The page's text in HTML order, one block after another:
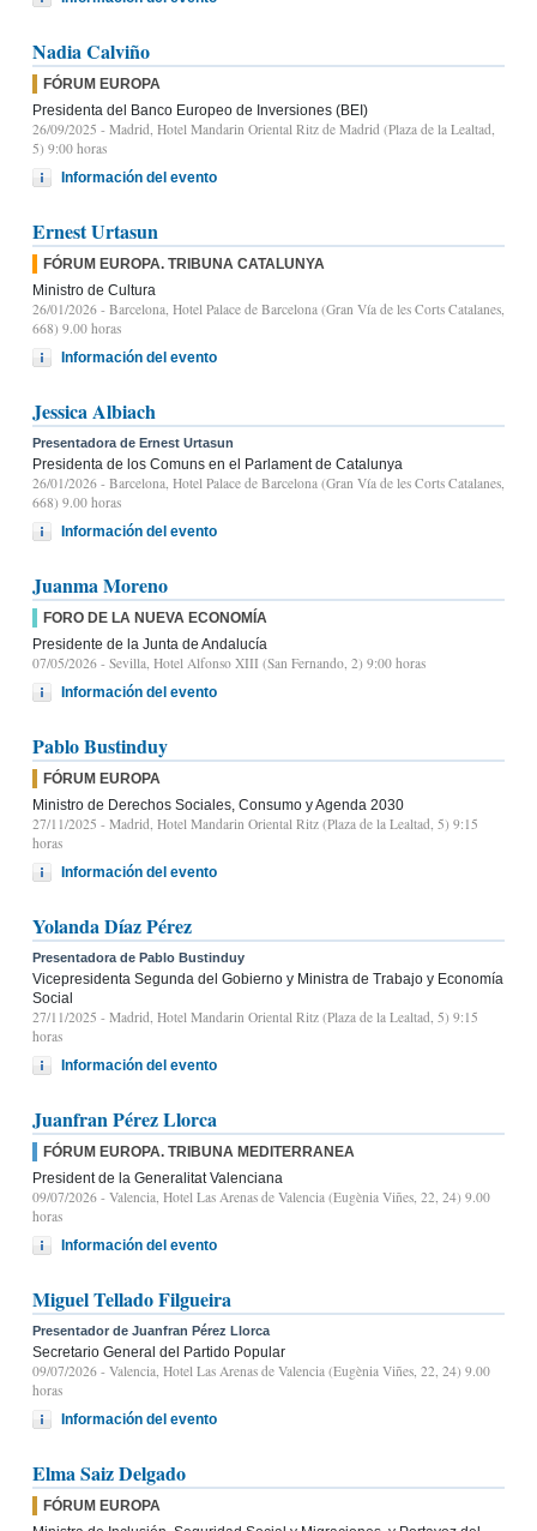
Nadia Calviño
FÓRUM EUROPA
Presidenta del Banco Europeo de Inversiones (BEI)
26/09/2025 - Madrid, Hotel Mandarin Oriental Ritz de Madrid (Plaza de la Lealtad,
5) 9:00 horas
Información del evento
Ernest Urtasun
FÓRUM EUROPA. TRIBUNA CATALUNYA
Ministro de Cultura
26/01/2026 - Barcelona, Hotel Palace de Barcelona (Gran Vía de les Corts Catalanes,
668) 9.00 horas
Información del evento
Jessica Albiach
Presentadora de Ernest Urtasun
Presidenta de los Comuns en el Parlament de Catalunya
26/01/2026 - Barcelona, Hotel Palace de Barcelona (Gran Vía de les Corts Catalanes,
668) 9.00 horas
Información del evento
Juanma Moreno
FORO DE LA NUEVA ECONOMÍA
Presidente de la Junta de Andalucía
07/05/2026 - Sevilla, Hotel Alfonso XIII (San Fernando, 2) 9:00 horas
Información del evento
Pablo Bustinduy
FÓRUM EUROPA
Ministro de Derechos Sociales, Consumo y Agenda 2030
27/11/2025 - Madrid, Hotel Mandarin Oriental Ritz (Plaza de la Lealtad, 5) 9:15
horas
Información del evento
Yolanda Díaz Pérez
Presentadora de Pablo Bustinduy
Vicepresidenta Segunda del Gobierno y Ministra de Trabajo y Economía
Social
27/11/2025 - Madrid, Hotel Mandarin Oriental Ritz (Plaza de la Lealtad, 5) 9:15
horas
Información del evento
Juanfran Pérez Llorca
FÓRUM EUROPA. TRIBUNA MEDITERRANEA
President de la Generalitat Valenciana
09/07/2026 - Valencia, Hotel Las Arenas de Valencia (Eugènia Viñes, 22, 24) 9.00
horas
Información del evento
Miguel Tellado Filgueira
Presentador de Juanfran Pérez Llorca
Secretario General del Partido Popular
09/07/2026 - Valencia, Hotel Las Arenas de Valencia (Eugènia Viñes, 22, 24) 9.00
horas
Información del evento
Elma Saiz Delgado
FÓRUM EUROPA